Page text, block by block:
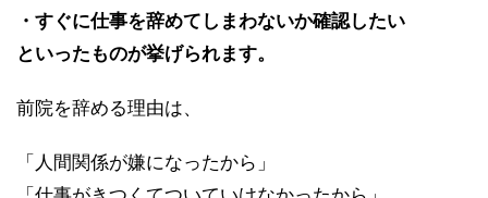
・すぐに仕事を辞めてしまわないか確認したい
といったものが挙げられます。
前院を辞める理由は、
「人間関係が嫌になったから」